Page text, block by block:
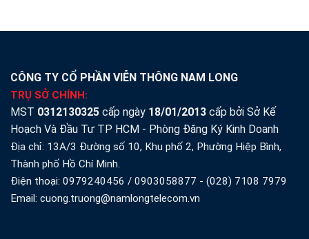
CÔNG TY CỔ PHẦN VIỄN THÔNG NAM LONG
TRỤ SỞ CHÍNH:
MST 0312130325 cấp ngày 18/01/2013 cấp bởi Sở Kế
Hoạch Và Đầu Tư TP HCM - Phòng Đăng Ký Kinh Doanh
Địa chỉ: 13A/3 Đường số 10, Khu phố 2, Phường Hiệp Bình,
Thành phố Hồ Chí Minh.
Điện thoại: 0979240456 / 0903058877 - (028) 7108 7979
Email: cuong.truong@namlongtelecom.vn